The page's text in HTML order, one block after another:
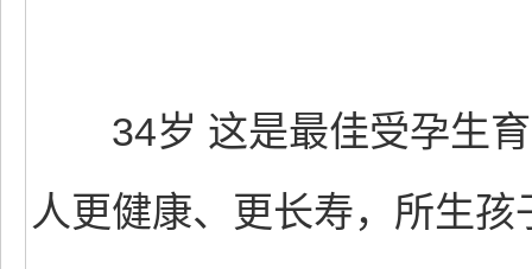
34岁 这是最佳受孕生育
人更健康、更长寿，所生